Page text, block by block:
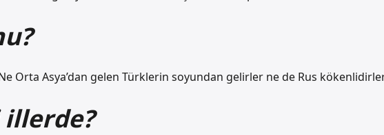
Ne Orta Asya’dan gelen Türklerin soyundan gelirler ne de Rus